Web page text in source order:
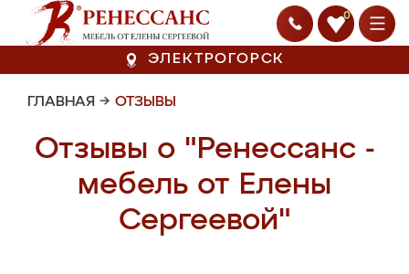
0
ЭЛЕКТРОГОРСК
ГЛАВНАЯ → ОТЗЫВЫ
Отзывы о "Ренессанс -
мебель от Елены
Сергеевой"